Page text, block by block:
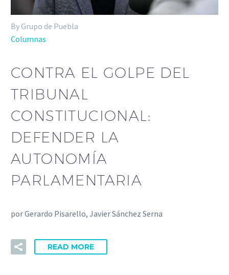
By Grupo de Puebla
Columnas
CONTRA EL GOLPE DEL
TRIBUNAL
CONSTITUCIONAL:
DEFENDER LA
AUTONOMÍA
PARLAMENTARIA
por Gerardo Pisarello, Javier Sánchez Serna
READ MORE